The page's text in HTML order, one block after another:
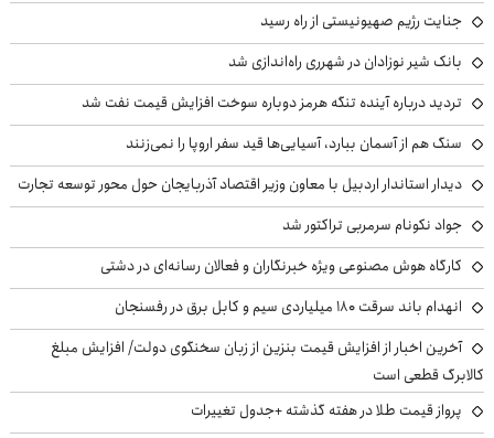
جنایت رژیم صهیونیستی از راه رسید
بانک شیر نوزادان در شهرری راه‌اندازی شد
تردید درباره آینده تنگه هرمز دوباره سوخت افزایش قیمت نفت شد
سنگ هم از آسمان ببارد، آسیایی‌ها قید سفر اروپا را نمی‌زنند
دیدار استاندار اردبیل با معاون وزیر اقتصاد آذربایجان حول محور توسعه تجارت
جواد نکونام سرمربی تراکتور شد
کارگاه هوش مصنوعی ویژه خبرنگاران و فعالان رسانه‌ای در دشتی
انهدام باند سرقت ۱۸۰ میلیاردی سیم و کابل برق در رفسنجان
آخرین اخبار از افزایش قیمت بنزین از زبان سخنگوی دولت/ افزایش مبلغ
کالابرگ قطعی است
پرواز قیمت طلا در هفته گذشته +جدول تغییرات